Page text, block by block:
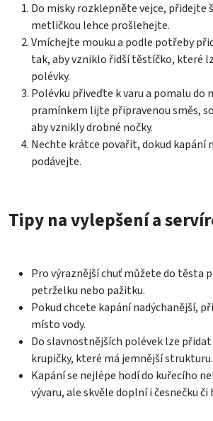
Do misky rozklepněte vejce, přidejte
metličkou lehce prošlehejte.
Vmíchejte mouku a podle potřeby
tak, aby vzniklo řidší těstíčko, které
polévky.
Polévku přiveďte k varu a pomalu do
pramínkem lijte připravenou směs,
aby vznikly drobné nočky.
Nechte krátce povařit, dokud kapání
podávejte.
Tipy na vylepšení a
Pro výraznější chuť můžete do těsta
petrželku nebo pažitku.
Pokud chcete kapání nadýchanější,
místo vody.
Do slavnostnějších polévek lze
krupičky, které má jemnější strukturu.
Kapání se nejlépe hodí do kuřecího
vývaru, ale skvěle doplní i česnečku